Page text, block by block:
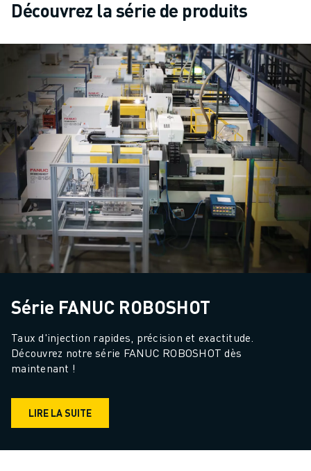
Découvrez la série de produits
Série FANUC ROBOSHOT
Taux d'injection rapides, précision et exactitude.
Découvrez notre série FANUC ROBOSHOT dès
maintenant !
LIRE LA SUITE